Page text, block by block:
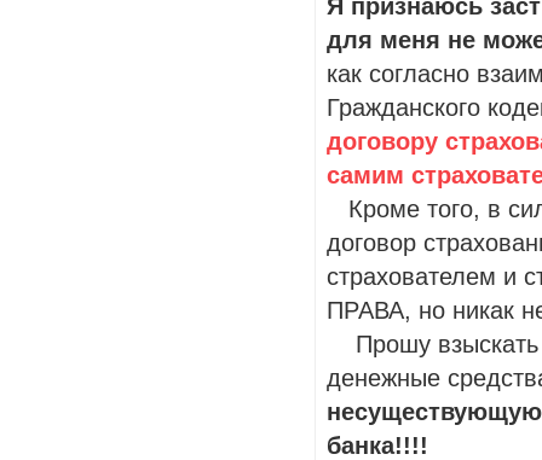
Я признаюсь
для меня не
как согласно
Гражданского
договору
самим
Кроме того, в
договор
страхователем и
ПРАВА, но никак
Прошу
денежные
банка!!!!